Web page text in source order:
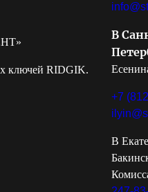
ключей RIDGIK.
В
+7
В